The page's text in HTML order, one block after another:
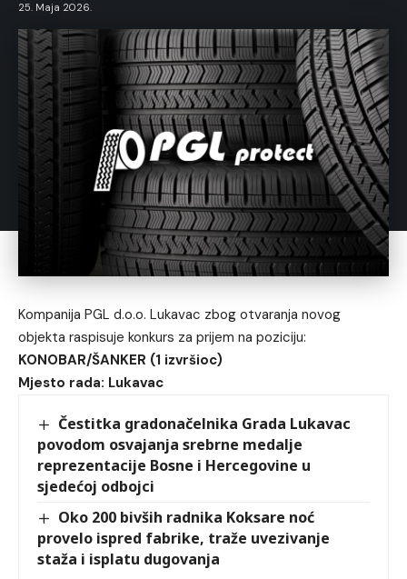
25. Maja 2026.
Kompanija PGL d.o.o. Lukavac zbog otvaranja novog
objekta raspisuje konkurs za prijem na poziciju:
KONOBAR/ŠANKER (1 izvršioc)
Mjesto rada: Lukavac
Čestitka gradonačelnika Grada Lukavac
povodom osvajanja srebrne medalje
reprezentacije Bosne i Hercegovine u
sjedećoj odbojci
Oko 200 bivših radnika Koksare noć
provelo ispred fabrike, traže uvezivanje
staža i isplatu dugovanja